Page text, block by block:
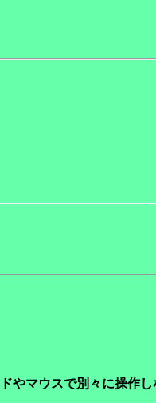
やマウスで別々に操作